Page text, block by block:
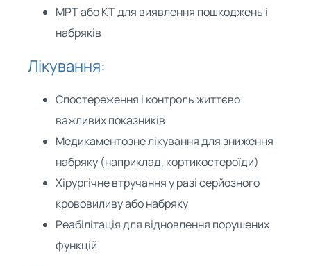
МРТ або КТ для виявлення пошкоджень і
набряків
Лікування:
Спостереження і контроль життєво
важливих показників
Медикаментозне лікування для зниження
набряку (наприклад, кортикостероїди)
Хірургічне втручання у разі серйозного
крововиливу або набряку
Реабілітація для відновлення порушених
функцій